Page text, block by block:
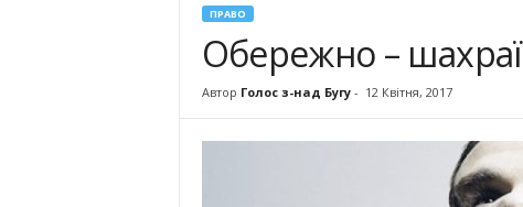
ПРАВО
Обережно – шахраї
Автор Голос з-над Бугу- 12 Квітня, 2017